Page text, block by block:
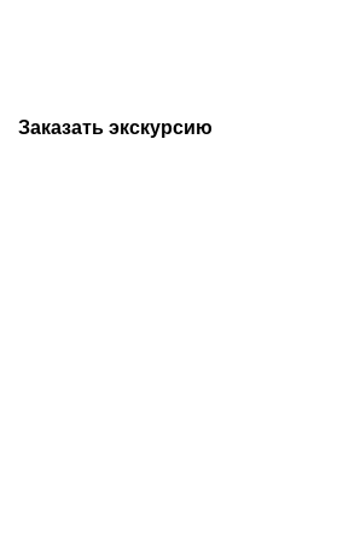
Заказать экскурсию